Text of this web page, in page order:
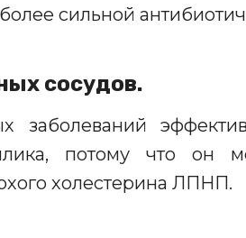
сильной
сосудов.
заболеваний
потому что он
холестерина ЛПНП.